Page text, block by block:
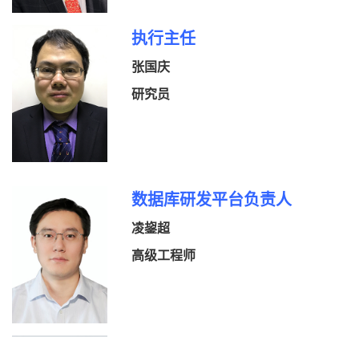
执行主任
张国庆
研究员
数据库研发平台负责人
凌鋆超
高级工程师